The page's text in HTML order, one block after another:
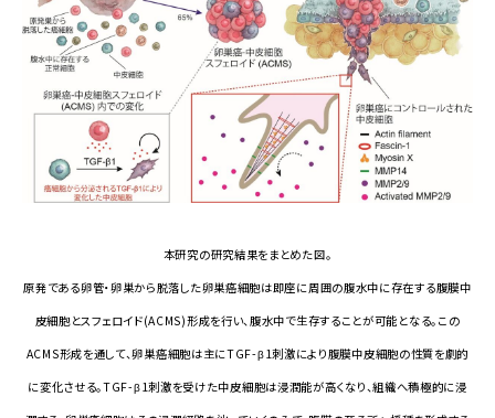
本研究の研究結果をまとめた図。
原発である卵管・卵巣から脱落した卵巣癌細胞は即座に周囲の腹水中に存在する腹膜中
皮細胞とスフェロイド(ACMS)形成を行い、腹水中で生存することが可能となる。この
ACMS形成を通して、卵巣癌細胞は主にTGF-β1刺激により腹膜中皮細胞の性質を劇的
に変化させる。TGF-β1刺激を受けた中皮細胞は浸潤能が高くなり、組織へ積極的に浸